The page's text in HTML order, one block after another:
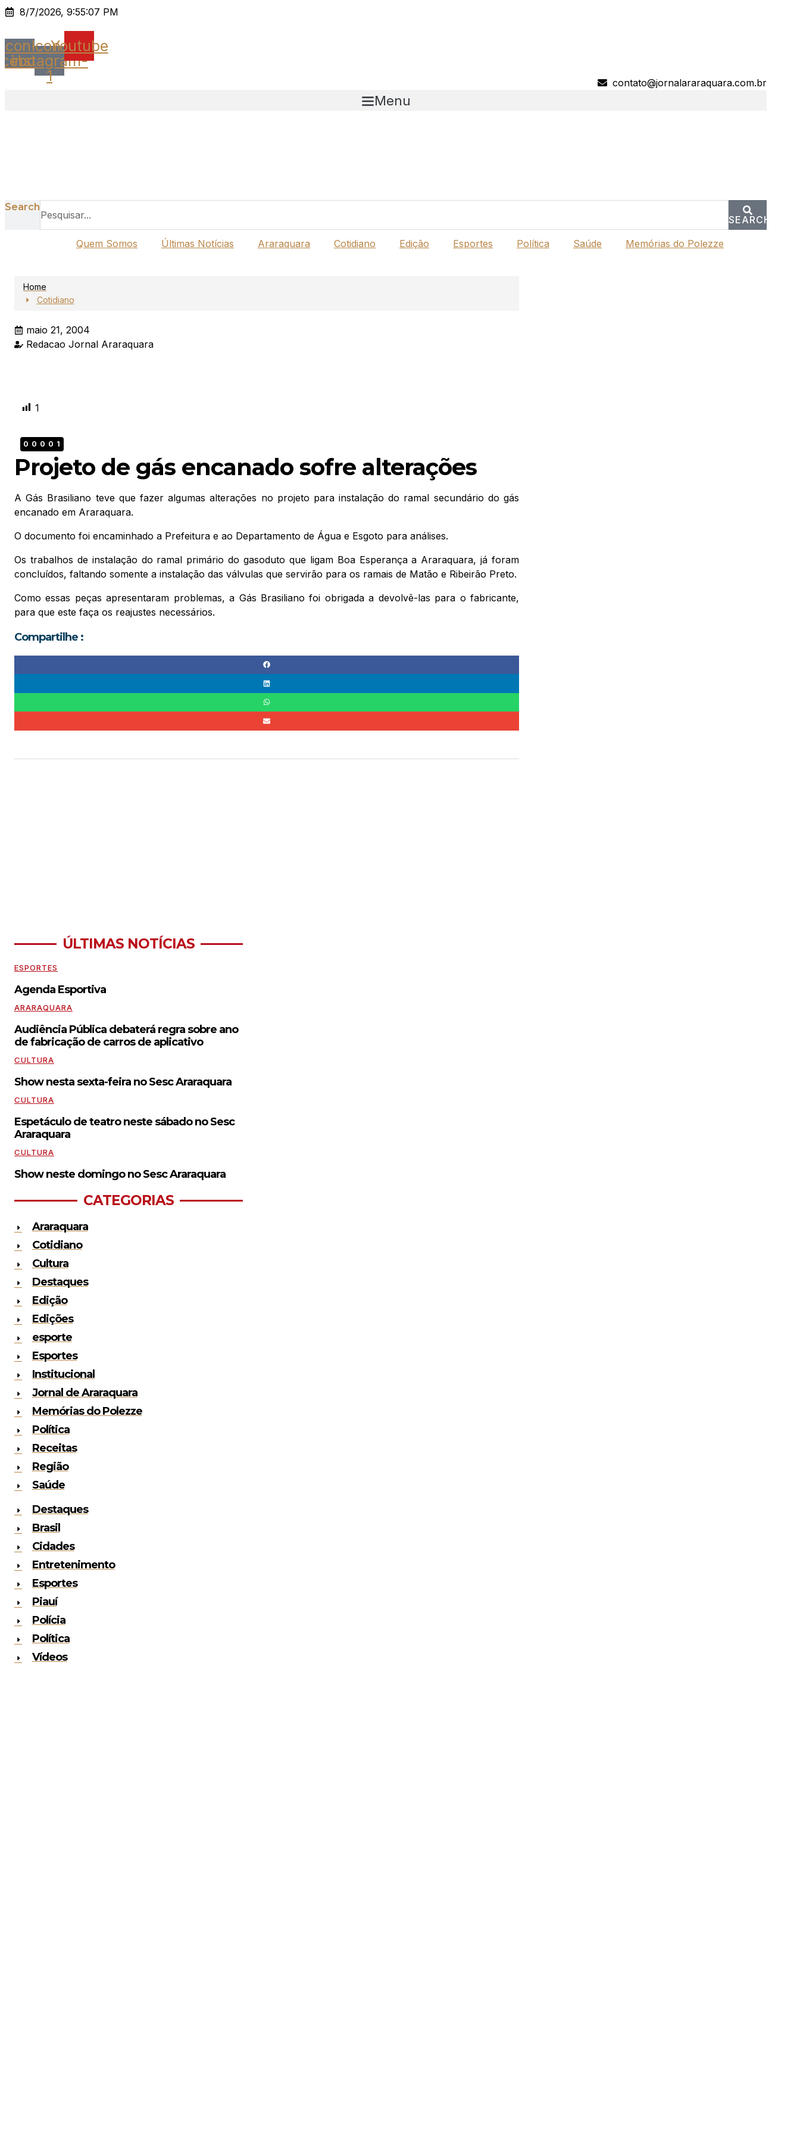
Ir
o
conteúdo
8/7/2026, 9:55:07 PM
Icon-Icon-
instagram-
1
Youtube
contato@jornalararaquara.com.br
Menu
Search
SEARCH
Quem Somos
Últimas Notícias Araraquara Cotidiano Edição Esportes Política Saúde Memórias do Polezze
Home
Cotidiano
maio 21, 2004
Redacao Jornal Araraquara
1
00001
Projeto de gás encanado sofre alterações
A Gás Brasiliano teve que fazer algumas alterações no projeto para instalação do ramal secundário do gás
encanado em Araraquara.
O documento foi encaminhado a Prefeitura e ao Departamento de Água e Esgoto para análises.
Os trabalhos de instalação do ramal primário do gasoduto que ligam Boa Esperança a Araraquara, já foram
concluídos, faltando somente a instalação das válvulas que servirão para os ramais de Matão e Ribeirão Preto.
Como essas peças apresentaram problemas, a Gás Brasiliano foi obrigada a devolvê-las para o fabricante,
para que este faça os reajustes necessários.
Compartilhe :
ÚLTIMAS NOTÍCIAS
ESPORTES
Agenda Esportiva
ARARAQUARA
Audiência Pública debaterá regra sobre ano
de fabricação de carros de aplicativo
CULTURA
Show nesta sexta-feira no Sesc Araraquara
CULTURA
Espetáculo de teatro neste sábado no Sesc
Araraquara
CULTURA
Show neste domingo no Sesc Araraquara
CATEGORIAS
Araraquara
Cotidiano
Cultura
Destaques
Edição
Edições
esporte
Esportes
Institucional
Jornal de Araraquara
Memórias do Polezze
Política
Receitas
Região
Saúde
Destaques
Brasil
Cidades
Entretenimento
Esportes
Piauí
Polícia
Política
Vídeos